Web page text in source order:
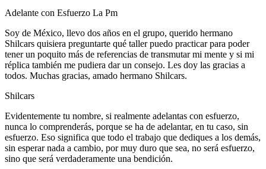
Adelante con Esfuerzo La Pm
Soy de México, llevo dos años en el grupo, querido hermano
Shilcars quisiera preguntarte qué taller puedo practicar para poder
tener un poquito más de referencias de transmutar mi mente y si mi
réplica también me pudiera dar un consejo. Les doy las gracias a
todos. Muchas gracias, amado hermano Shilcars.
Shilcars
Evidentemente tu nombre, si realmente adelantas con esfuerzo,
nunca lo comprenderás, porque se ha de adelantar, en tu caso, sin
esfuerzo. Eso significa que todo el trabajo que dediques a los demás,
sin esperar nada a cambio, por muy duro que sea, no será esfuerzo,
sino que será verdaderamente una bendición.